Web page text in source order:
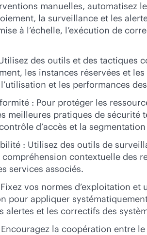
manuelles, automatisez
la surveillance et les
à l’échelle, l’exécution de
des outils et des tactiques
les instances réservées et
et les performances
: Pour protéger les
meilleures pratiques de sécurité
d’accès et la
: Utilisez des outils de
contextuelle des
services associés.
vos normes d’exploitation et
pour appliquer
alertes et les correctifs des
la coopération entre